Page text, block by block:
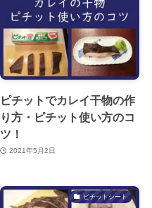
ピチットでカレイ干物の作
り方・ピチット使い方のコ
ツ！
2021年5月2日
ピチットシート